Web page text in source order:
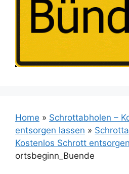
Home » Schrottabholen –
entsorgen lassen »
Kostenlos Schrott
ortsbeginn_Buende